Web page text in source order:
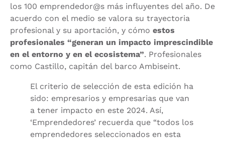
los 100 emprendedor@s más influyentes del año. De
acuerdo con el medio se valora su trayectoria
profesional y su aportación, y cómo estos
profesionales “generan un impacto imprescindible
en el entorno y en el ecosistema”. Profesionales
como Castillo, capitán del barco Ambiseint.
El criterio de selección de esta edición ha
sido: empresarios y empresarias que van
a tener impacto en este 2024. Así,
‘Emprendedores’ recuerda que “todos los
emprendedores seleccionados en esta